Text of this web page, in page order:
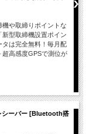
や取締りポイントな
型取締機設置ポイン
タは完全無料！毎月配
高感度GPSで測位が
シーバー [Bluetooth搭